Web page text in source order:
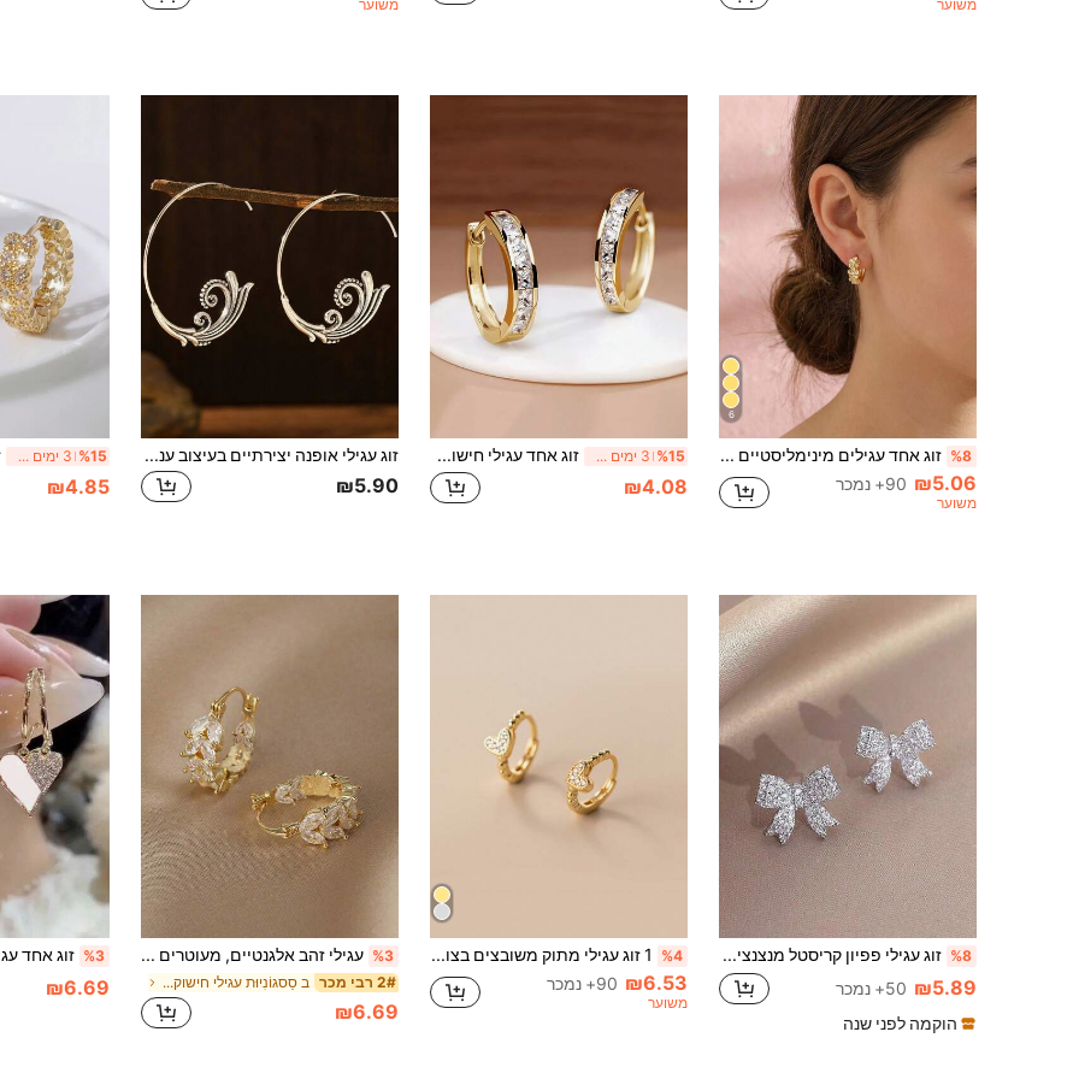
משוער משוער
6
%8 זוג אחד עגילים מינימליסטיים מפלדת אל-חלד בצורת לב, עדינים ללבוש יומיומי לילדות
₪5.06 90+ נמכר
משוער
%15 3 ימים אחרונים זוג אחד עגילי חישוק זירקוניה אופנתיים לבנות, לתכשיטי מסיבה, מתנת יום הולדת, קישוט יומיומי
₪4.08
זוג עגילי אופנה יצירתיים בעיצוב עננים וגלים
₪5.90
%15 3 ימים אחרונים
₪4.85
%8 זוג עגילי פפיון קריסטל מנצנצים, מתאים לבנות, מתנה יוקרתית לחתונה, יום האהבה, חג המולד, יום האהבה, מתנה לאמא, מתנה ליום האם
₪5.89 50+ נמכר
הוקמה לפני שנה
%4 1 זוג עגילי מתוק משובצים בצורת לב אלגנטיים בצורת לב, ולנטיינס, אמא, אמא, יום האם, מתנה
₪6.53 90+ נמכר
משוער
%3 עגילי זהב אלגנטיים, מעוטרים בעיצוב עדין של עלי זירקוניה בחיתוך מרקיזה - תכשיטי יוקרה נוצצים של Sparkling Pave
2# רבי מכר ב סַסגוֹנִיוּת עגילי חישוק נשים
₪6.69
%3
₪6.69